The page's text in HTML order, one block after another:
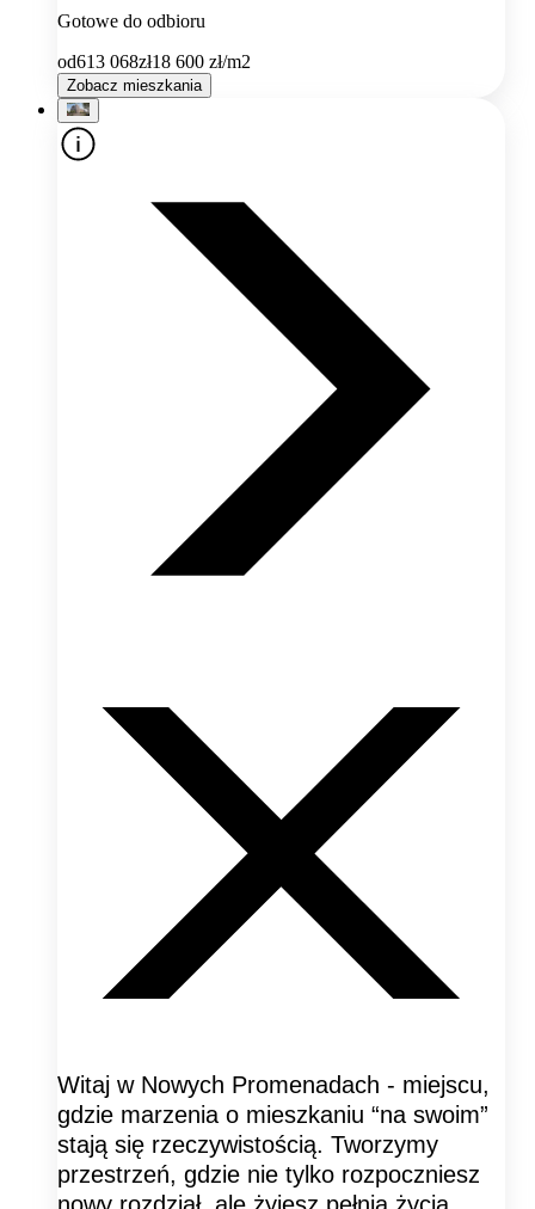
Gotowe do odbioru
od613 068zł18 600 zł/m2
Zobacz mieszkania
Witaj w Nowych Promenadach - miejscu,
gdzie marzenia o mieszkaniu “na swoim”
stają się rzeczywistością. Tworzymy
przestrzeń, gdzie nie tylko rozpoczniesz